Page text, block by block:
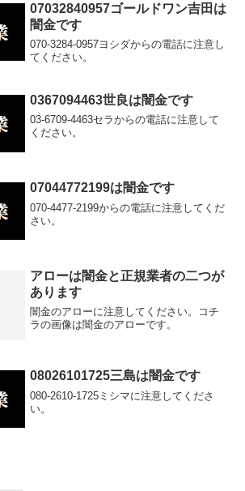
07032840957ゴールドワン吉田は
闇金です
070-3284-0957ヨシダからの電話に注意し
てください。
0367094463世良は闇金です
03-6709-4463セラからの電話に注意して
ください。
07044772199は闇金です
070-4477-2199からの電話に注意してくだ
さい。
アローは闇金と正規業者の二つが
あります
闇金のアローに注意してください。コチ
ラの画像は闇金のアローです。
08026101725三島は闇金です
080-2610-1725ミシマに注意してくださ
い。